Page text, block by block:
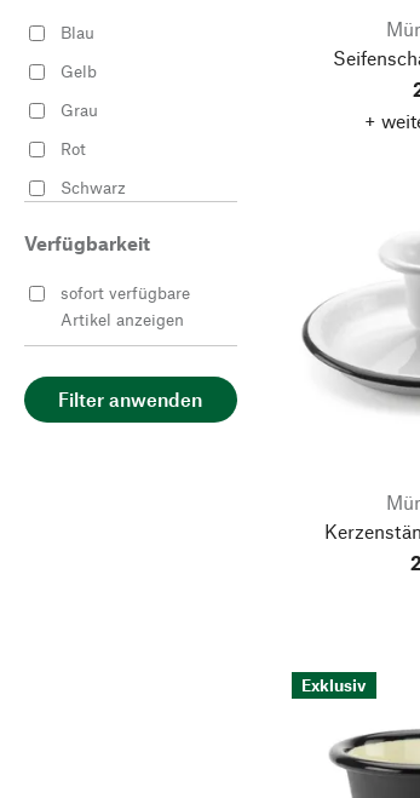
Blau
Gelb
Grau
Rot
Schwarz
Verfügbarkeit
sofort verfügbare
Artikel anzeigen
Filter anwenden
+
Exklusiv